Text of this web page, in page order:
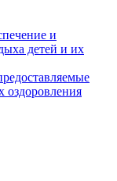
и
детей и их
оздоровления